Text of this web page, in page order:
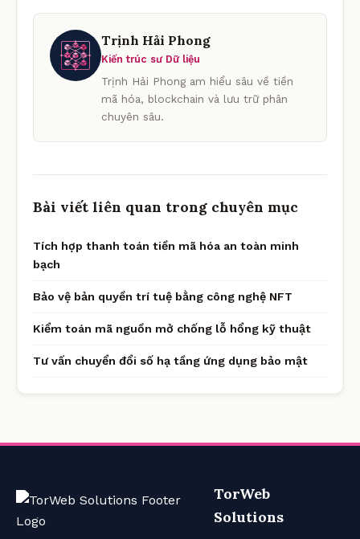
Trịnh Hải Phong
Kiến trúc sư Dữ liệu
Trịnh Hải Phong am hiểu sâu về tiền
mã hóa, blockchain và lưu trữ phân
chuyên sâu.
Bài viết liên quan trong chuyên mục
Tích hợp thanh toán tiền mã hóa an toàn minh
bạch
Bảo vệ bản quyền trí tuệ bằng công nghệ NFT
Kiểm toán mã nguồn mở chống lỗ hổng kỹ thuật
Tư vấn chuyển đổi số hạ tầng ứng dụng bảo mật
TorWeb
Solutions